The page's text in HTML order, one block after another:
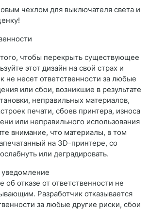
чехлом для выключателя света и
чтобы перекрыть существующее
этот дизайн на свой страх и
не несет ответственности за любые
или сбои, возникшие в результате
неправильных материалов,
печати, сбоев принтера, износа
или неправильного использования
внимание, что материалы, в том
на 3D-принтере, со
или деградировать.
об отказе от ответственности не
Разработчик отказывается
за любые другие риски, сбои